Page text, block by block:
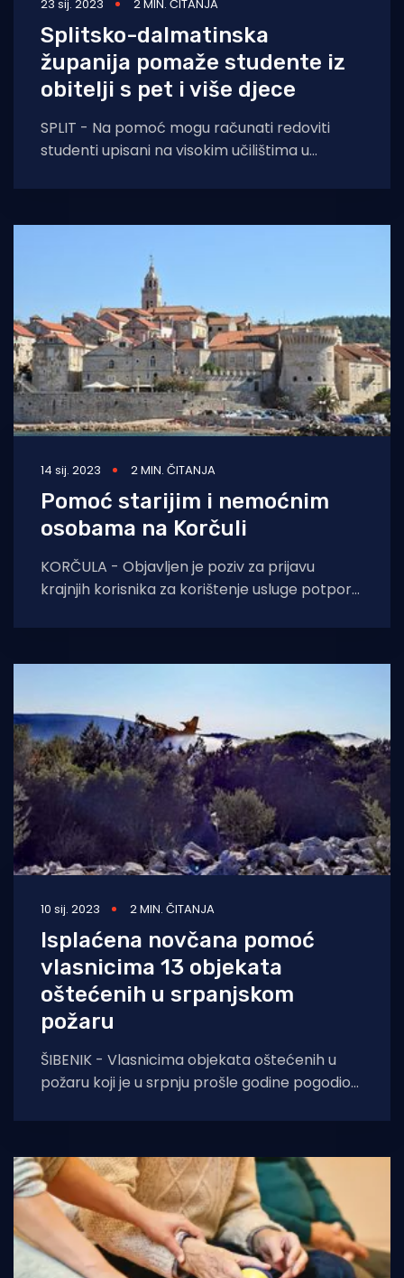
23 sij. 2023 2 MIN. ČITANJA
Splitsko-dalmatinska
županija pomaže studente iz
obitelji s pet i više djece
SPLIT - Na pomoć mogu računati redoviti
studenti upisani na visokim učilištima u
prebivalište
14 sij. 2023 2 MIN. ČITANJA
Pomoć starijim i nemoćnim
osobama na Korčuli
KORČULA - Objavljen je poziv za prijavu
krajnjih korisnika za korištenje usluge potpore
osobama
10 sij. 2023 2 MIN. ČITANJA
Isplaćena novčana pomoć
vlasnicima 13 objekata
oštećenih u srpanjskom
požaru
ŠIBENIK - Vlasnicima objekata oštećenih u
požaru koji je u srpnju prošle godine pogodio
kninska